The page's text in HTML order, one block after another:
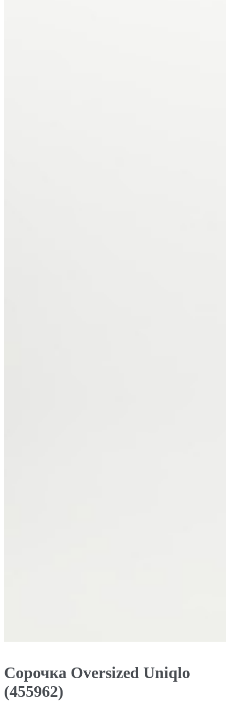
Сорочка Oversized Uniqlo
(455962)